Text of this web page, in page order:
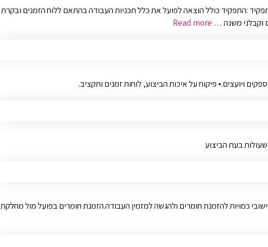
:התפקיד כולל הוצאה לפועל את כלל תכניות העבודה בהתאם ללוח הזמנים ובקרת
וקבלני משנה … Read more
ויועצים.• פיקוח על איכות הביצוע, לוחות זמנים ותקציב.
בעת הביצוע
כמויות להזמנת חומרים ולהגשה למזמין העבודה.הזמנת חומרים בפועל מול מחלקת